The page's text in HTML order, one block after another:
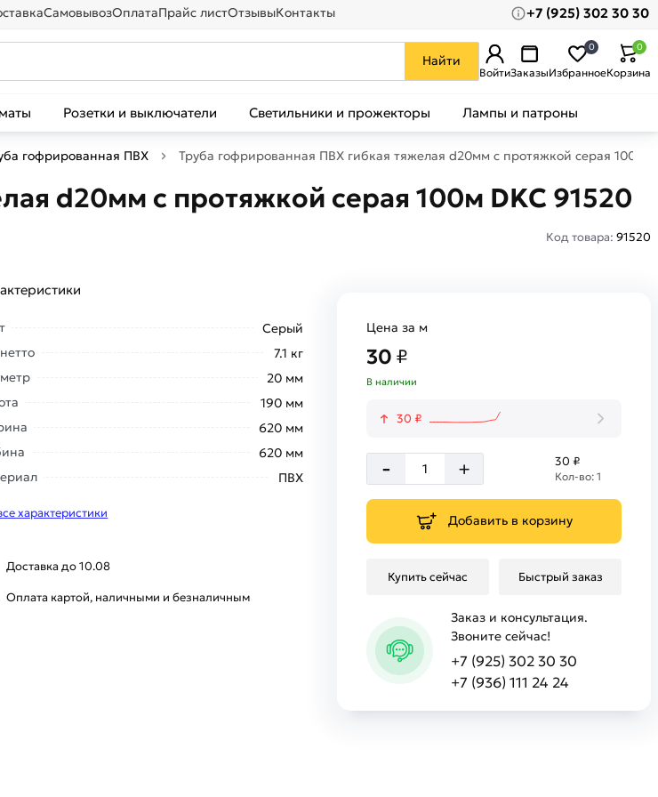
СамовывозОплатаПрайс листОтзывыКонтакты +7 (925) 302 30 30
Найти
ВойтиЗаказыИзбранное
0
Корзина
0
Розетки и выключатели Светильники и прожекторы Лампы и патроны
гофрированная ПВХ Труба гофрированная ПВХ гибкая тяжелая d20мм с протяжкой серая 100м
d20мм с протяжкой серая 100м DKC 91520
Код товара: 91520
Серый
7.1 кг
20 мм
190 мм
620 мм
620 мм
ПВХ
характеристики
Доставка до 10.08
Оплата картой, наличными и безналичным
Цена за м
30 ₽
В наличии
30 ₽
- + 30 ₽
Кол-во: 1
Добавить в корзину
Купить сейчас Быстрый заказ
Заказ и консультация.
Звоните сейчас!
+7 (925) 302 30 30
+7 (936) 111 24 24